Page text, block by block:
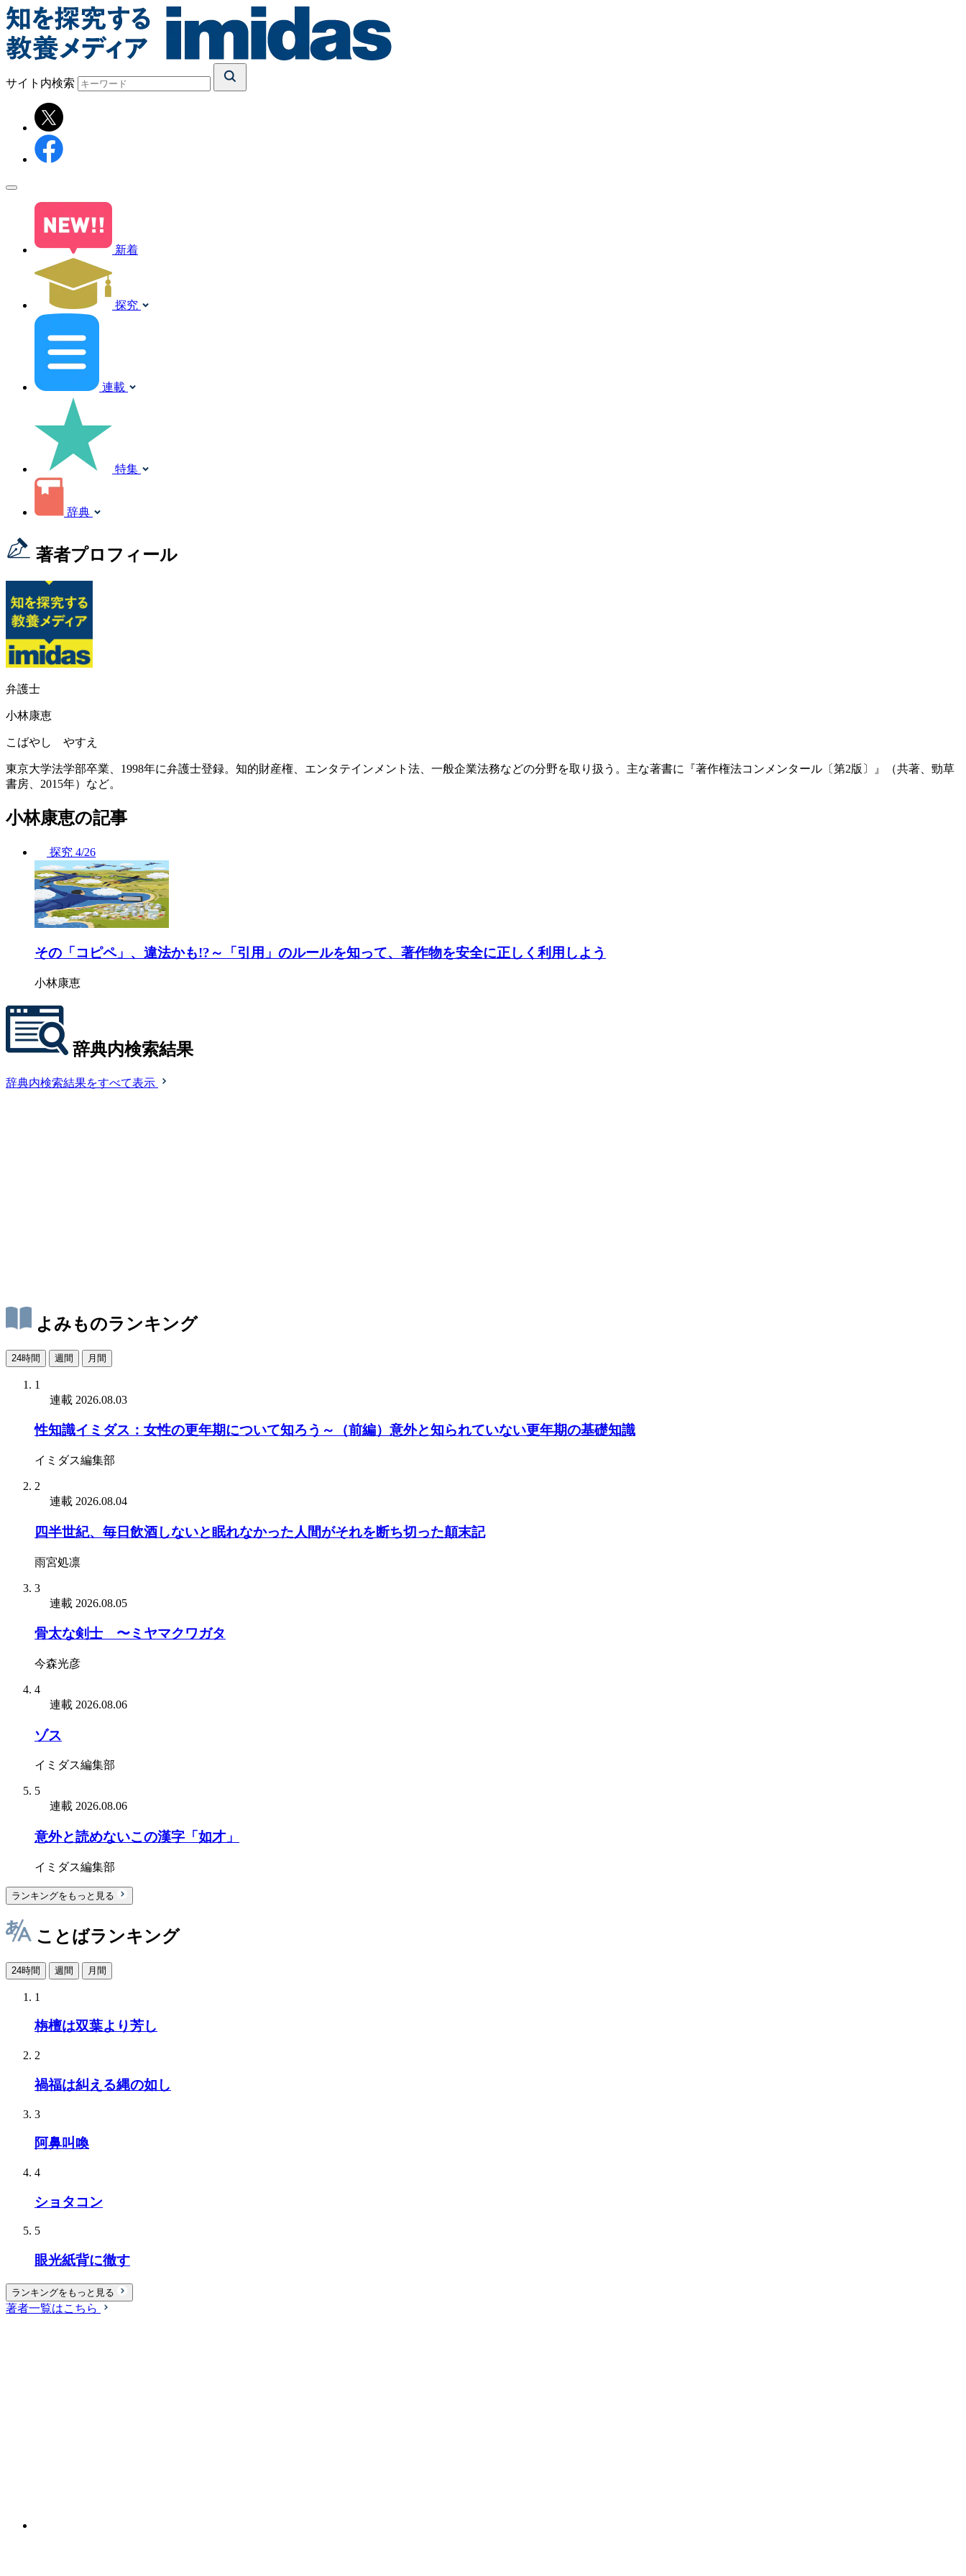
サイト内検索
新着
探究
連載
特集
辞典
著者プロフィール
弁護士
小林康恵
こばやし やすえ
東京大学法学部卒業、1998年に弁護士登録。知的財産権、エンタテインメント法、一般企業法務などの分野を取り扱う。主な著書に『著作権法コンメンタール〔第2版〕』（共著、勁草
書房、2015年）など。
小林康恵の記事
探究 4/26
その「コピペ」、違法かも!?～「引用」のルールを知って、著作物を安全に正しく利用しよう
小林康恵
辞典内検索結果
辞典内検索結果をすべて表示
よみものランキング
24時間 週間 月間
1
連載 2026.08.03
性知識イミダス：女性の更年期について知ろう～（前編）意外と知られていない更年期の基礎知識
イミダス編集部
2
連載 2026.08.04
四半世紀、毎日飲酒しないと眠れなかった人間がそれを断ち切った顛末記
雨宮処凛
3
連載 2026.08.05
骨太な剣士 〜ミヤマクワガタ
今森光彦
4
連載 2026.08.06
ゾス
イミダス編集部
5
連載 2026.08.06
意外と読めないこの漢字「如才」
イミダス編集部
ランキングをもっと見る
ことばランキング
24時間 週間 月間
1
栴檀は双葉より芳し
2
禍福は糾える縄の如し
3
阿鼻叫喚
4
ショタコン
5
眼光紙背に徹す
ランキングをもっと見る
著者一覧はこちら